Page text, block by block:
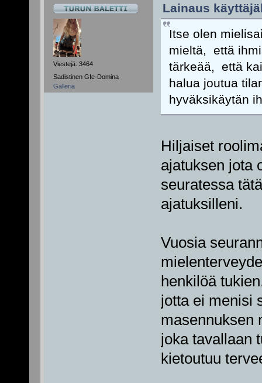
Viestejä: 3464
Sadistinen Gfe-Domina
Galleria
Lainaus
Itse olen
mieltä, että
tärkeää, että
halua joutua
hyväksikäytän
Hiljaiset
ajatuksen jota
seuratessa
ajatuksilleni.
Vuosia
henkilöä
jotta ei menisi
masennuksen
joka tavallaan
kietoutuu